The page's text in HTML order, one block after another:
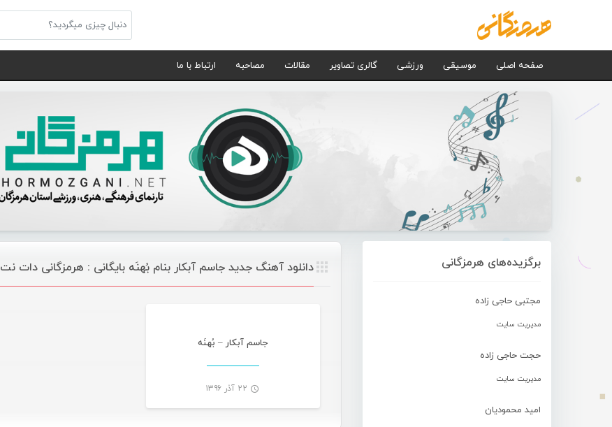
صفحه اصلی موسیقی ورزشی گالری تصاویر مقالات مصاحبه ارتباط با ما
برگزیده‌های هرمزگانی
مجتبی حاجی زاده
مدیریت سایت
حجت حاجی زاده
مدیریت سایت
امید محمودیان
دانلود آهنگ جدید جاسم آبکار بنام بُهنَه بایگانی : هرمزگانی دات نت
جاسم آبکار – بُهنَه
۲۲ آذر ۱۳۹۶